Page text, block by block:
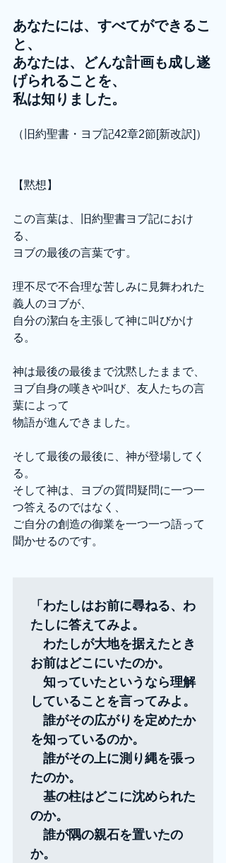
あなたには、すべてができるこ
と、
あなたは、どんな計画も成し遂
げられることを、
私は知りました。
（旧約聖書・ヨブ記42章2節[新改訳]）
【黙想】
この言葉は、旧約聖書ヨブ記におけ
る、
ヨブの最後の言葉です。
理不尽で不合理な苦しみに見舞われた
義人のヨブが、
自分の潔白を主張して神に叫びかけ
る。
神は最後の最後まで沈黙したままで、
ヨブ自身の嘆きや叫び、友人たちの言
葉によって
物語が進んできました。
そして最後の最後に、神が登場してく
る。
そして神は、ヨブの質問疑問に一つ一
つ答えるのではなく、
ご自分の創造の御業を一つ一つ語って
聞かせるのです。
「わたしはお前に尋ねる、わ
たしに答えてみよ。
わたしが大地を据えたとき
お前はどこにいたのか。
知っていたというなら理解
していることを言ってみよ。
誰がその広がりを定めたか
を知っているのか。
誰がその上に測り縄を張っ
たのか。
基の柱はどこに沈められた
のか。
誰が隅の親石を置いたの
か。